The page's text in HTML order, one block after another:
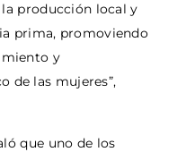
producción local y
prima, promoviendo
y
de las mujeres”,
que uno de los